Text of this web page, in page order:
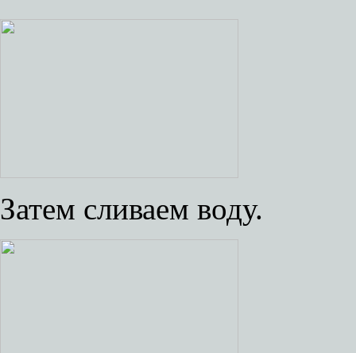
Затем сливаем воду.